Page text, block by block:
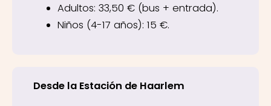
Adultos: 33,50 € (bus + entrada).
Niños (4-17 años): 15 €.
Desde la Estación de Haarlem